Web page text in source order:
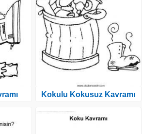
Kokulu Kokusuz Kavramı